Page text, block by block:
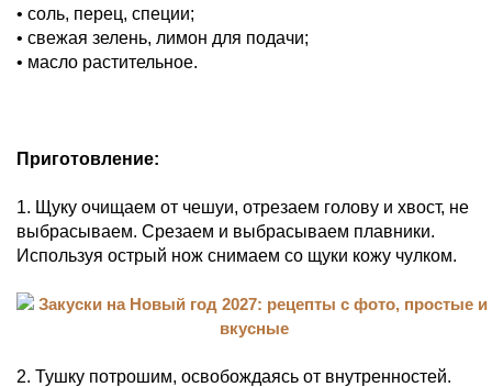
• соль, перец, специи;
• свежая зелень, лимон для подачи;
• масло растительное.
Приготовление:
1. Щуку очищаем от чешуи, отрезаем голову и хвост, не
выбрасываем. Срезаем и выбрасываем плавники.
Используя острый нож снимаем со щуки кожу чулком.
2. Тушку потрошим, освобождаясь от внутренностей.